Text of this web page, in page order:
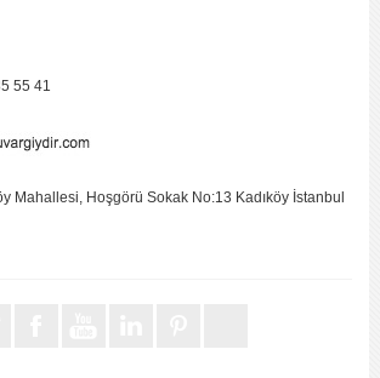
55 41
Mahallesi, Hoşgörü Sokak No:13 Kadıköy İstanbul